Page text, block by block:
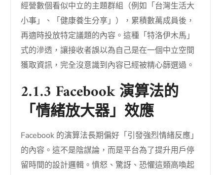
經營數個看似中立的主題群組（例如「台灣生活大
小事」、「健康養生分享」），累積數萬成員後，
再適時投放特定議題的內容。這種「特洛伊木馬」
式的滲透，讓接收者誤以為自己是在一個中立空間
獲取資訊，完全沒意識到內容已經被精心篩選過。
2.1.3 Facebook 演算法的
「情緒放大器」效應
Facebook 的演算法長期偏好「引發強烈情緒反應」
的內容。這不是陰謀論，而是平台為了提升用戶停
留時間的設計邏輯。憤怒、驚訝、恐懼這類高喚起